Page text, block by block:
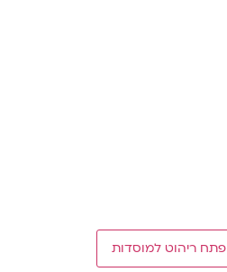
פתח ריהוט למוסדות